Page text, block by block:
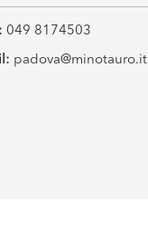
049 8174503
padova@minotauro.it